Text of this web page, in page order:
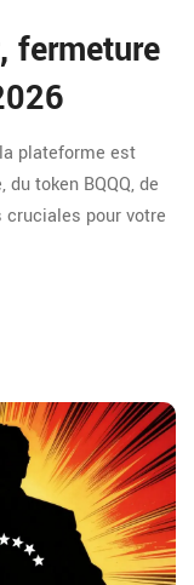
fermeture
plateforme est
token BQQQ, de
pour votre